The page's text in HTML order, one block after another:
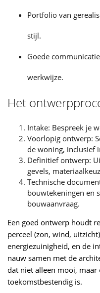
Portfolio van
stijl.
Goede
werkwijze.
Het
Intake: Bespreek je
Voorlopig ontwerp:
de woning, inclusief
Definitief ontwerp:
gevels,
Technische
bouwtekeningen en
bouwaanvraag.
Een goed ontwerp houdt
perceel (zon, wind,
energiezuinigheid, en de
nauw samen met de
dat niet alleen mooi, maar
toekomstbestendig is.